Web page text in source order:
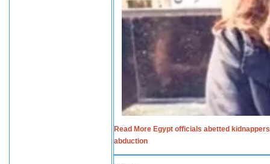
Read More Egypt officials abetted
abduction